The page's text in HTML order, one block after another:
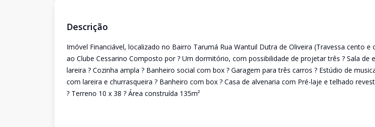
Descrição
Imóvel Financiável, localizado no Bairro Tarumá Rua Wantuil Dutra de Oliveira (Travessa cento e
ao Clube Cessarino Composto por ? Um dormitório, com possibilidade de projetar três ? Sala de
lareira ? Cozinha ampla ? Banheiro social com box ? Garagem para três carros ? Estúdio de
com lareira e churrasqueira ? Banheiro com box ? Casa de alvenaria com Pré-laje e telhado
? Terreno 10 x 38 ? Área construída 135m²